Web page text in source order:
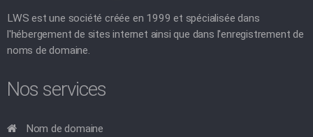
LWS est une société créée en 1999 et spécialisée dans
l'hébergement de sites internet ainsi que dans l'enregistrement de
noms de domaine.
Nos services
Nom de domaine